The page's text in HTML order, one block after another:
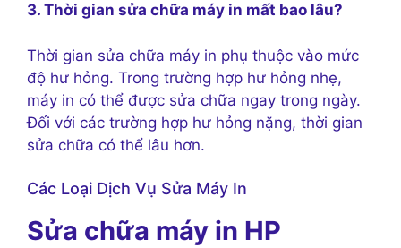
3. Thời gian sửa chữa máy in mất bao lâu?
Thời gian sửa chữa máy in phụ thuộc vào mức
độ hư hỏng. Trong trường hợp hư hỏng nhẹ,
máy in có thể được sửa chữa ngay trong ngày.
Đối với các trường hợp hư hỏng nặng, thời gian
sửa chữa có thể lâu hơn.
Các Loại Dịch Vụ Sửa Máy In
Sửa chữa máy in HP